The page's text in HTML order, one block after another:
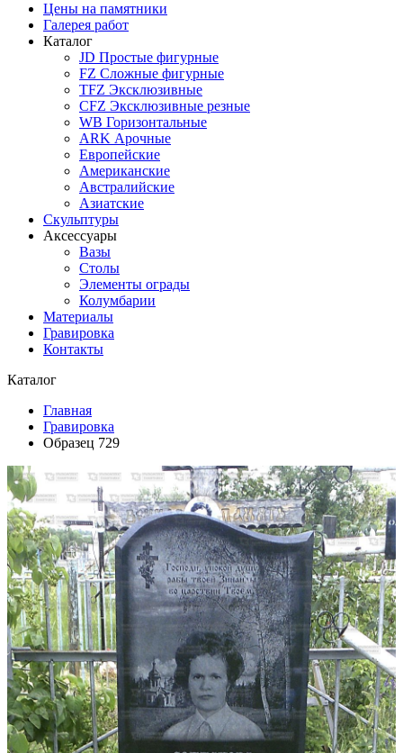
Цены на памятники
Галерея работ
Каталог
JD Простые фигурные
FZ Сложные фигурные
TFZ Эксклюзивные
CFZ Эксклюзивные резные
WB Горизонтальные
ARK Арочные
Европейские
Американские
Австралийские
Азиатские
Скульптуры
Аксессуары
Вазы
Столы
Элементы ограды
Колумбарии
Материалы
Гравировка
Контакты
Каталог
Главная
Гравировка
Образец 729